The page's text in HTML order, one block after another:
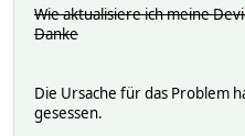
Wie aktualisiere ich meine
Danke
Die Ursache für das Problem
gesessen.